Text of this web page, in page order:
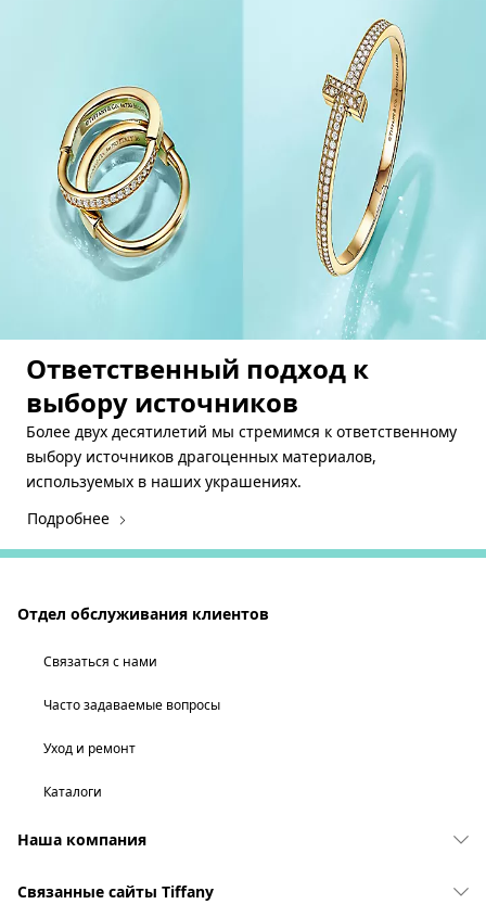
Ответственный подход к
выбору источников
Более двух десятилетий мы стремимся к ответственному
выбору источников драгоценных материалов,
используемых в наших украшениях.
Подробнее
Отдел обслуживания клиентов
Связаться с нами
Часто задаваемые вопросы
Уход и ремонт
Каталоги
Наша компания
Связанные сайты Tiffany